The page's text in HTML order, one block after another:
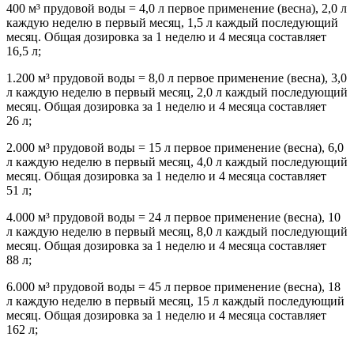
400 м³ прудовой воды = 4,0 л первое применение (весна), 2,0 л
каждую неделю в первый месяц, 1,5 л каждый последующий
месяц. Общая дозировка за 1 неделю и 4 месяца составляет
16,5 л;
1.200 м³ прудовой воды = 8,0 л первое применение (весна), 3,0
л каждую неделю в первый месяц, 2,0 л каждый последующий
месяц. Общая дозировка за 1 неделю и 4 месяца составляет
26 л;
2.000 м³ прудовой воды = 15 л первое применение (весна), 6,0
л каждую неделю в первый месяц, 4,0 л каждый последующий
месяц. Общая дозировка за 1 неделю и 4 месяца составляет
51 л;
4.000 м³ прудовой воды = 24 л первое применение (весна), 10
л каждую неделю в первый месяц, 8,0 л каждый последующий
месяц. Общая дозировка за 1 неделю и 4 месяца составляет
88 л;
6.000 м³ прудовой воды = 45 л первое применение (весна), 18
л каждую неделю в первый месяц, 15 л каждый последующий
месяц. Общая дозировка за 1 неделю и 4 месяца составляет
162 л;